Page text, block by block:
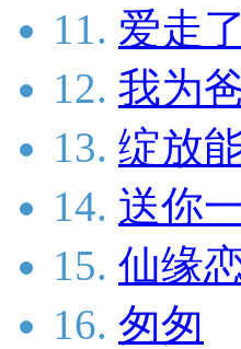
11. 爱走
12. 我为
13. 绽放
14. 送你
15. 仙缘
16. 匆匆